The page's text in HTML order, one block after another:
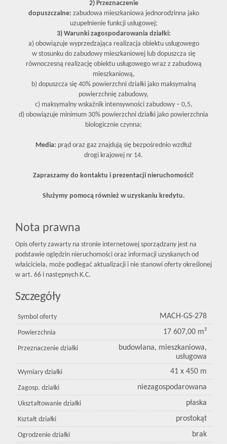
2) Przeznaczenie
dopuszczalne: zabudowa mieszkaniowa jednorodzinna jako
uzupełnienie funkcji usługowej;
3) Warunki zagospodarowania działki:
a) obowiązuje wyprzedzająca realizacja obiektu usługowego
w stosunku do zabudowy mieszkaniowej lub dopuszcza się
równoczesną realizację obiektu usługowego wraz z zabudową
mieszkaniową,
b) dopuszcza się 40% powierzchni działki jako maksymalną
powierzchnię zabudowy,
c) maksymalny wskaźnik intensywności zabudowy – 0,5,
d) obowiązuje minimum 30% powierzchni działki jako powierzchnia
biologicznie czynna;
Media: prąd oraz gaz znajdują się bezpośrednio wzdłuż
drogi krajowej nr 14.
Zapraszamy do kontaktu i prezentacji nieruchomości!
Służymy pomocą również w uzyskaniu kredytu.
Nota prawna
Opis oferty zawarty na stronie internetowej sporządzany jest na
podstawie oględzin nieruchomości oraz informacji uzyskanych od
właściciela, może podlegać aktualizacji i nie stanowi oferty określonej
w art. 66 i następnych K.C.
Szczegóły
Symbol oferty MACH-GS-278
Powierzchnia 17 607,00 m²
Przeznaczenie działki
budowlana, mieszkaniowa,
usługowa
Wymiary działki 41 x 450 m
Zagosp. działki niezagospodarowana
Ukształtowanie działki płaska
Kształt działki prostokąt
Ogrodzenie działki brak